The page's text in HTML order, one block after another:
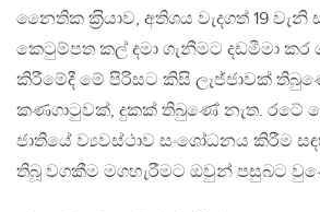
නෛතික ක‍්‍රියාව, අතිශය වැදගත් 19
කෙටුම්පත කල් දමා ගැනීමට දඩමීමා
කිරීමේදී මේ පිරිසට කිසි ලැජ්ජාවක්
කණගාටුවක්, දුකක් තිබුණේ නැත. රටේ
ජාතියේ ව්‍යවස්ථාව සංශෝධනය කිරීම
තිබූ වගකීම මගහැරීමට ඔවුන් පසුබට